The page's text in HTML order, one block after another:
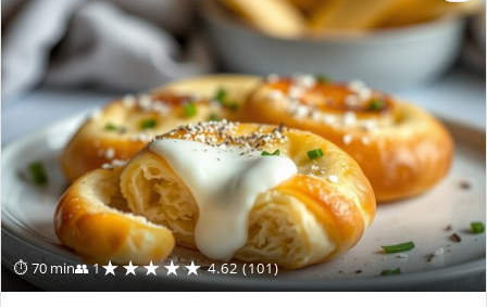
⏱ 70 min👥 1★★★★★ 4.62 (101)